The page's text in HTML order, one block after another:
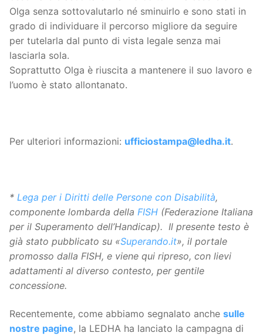
Olga senza sottovalutarlo né sminuirlo e sono stati in
grado di individuare il percorso migliore da seguire
per tutelarla dal punto di vista legale senza mai
lasciarla sola.
Soprattutto Olga è riuscita a mantenere il suo lavoro e
l’uomo è stato allontanato.
Per ulteriori informazioni: ufficiostampa@ledha.it.
* Lega per i Diritti delle Persone con Disabilità,
componente lombarda della FISH (Federazione Italiana
per il Superamento dell’Handicap). Il presente testo è
già stato pubblicato su «Superando.it», il portale
promosso dalla FISH, e viene qui ripreso, con lievi
adattamenti al diverso contesto, per gentile
concessione.
Recentemente, come abbiamo segnalato anche sulle
nostre pagine, la LEDHA ha lanciato la campagna di